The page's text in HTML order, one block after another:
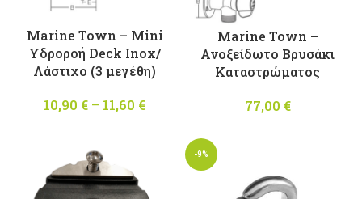
Marine Town – Mini
Υδροροή Deck Inox/
Λάστιχο (3 μεγέθη)
10,90 € – 11,60 €
10,90 €
through
Marine Town –
Ανοξείδωτο Βρυσάκι
Καταστρώματος
77,00 €
-9%